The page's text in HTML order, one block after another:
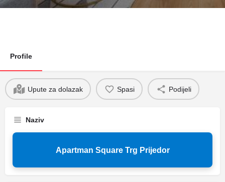
Profile
Upute za dolazak Spasi Podijeli
Naziv
Apartman Square Trg Prijedor